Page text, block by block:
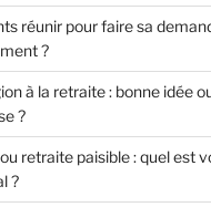
réunir pour faire sa
?
à la retraite : bonne idée
?
retraite paisible : quel est
?